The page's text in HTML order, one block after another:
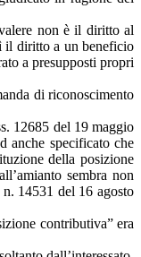
non è il diritto al
il diritto a un beneficio
a presupposti propri
di riconoscimento
12685 del 19 maggio
anche specificato che
della posizione
sembra non
14531 del 16 agosto
contributiva” era